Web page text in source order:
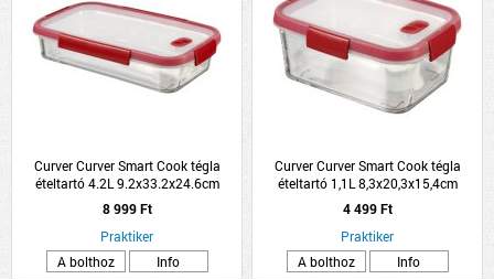
Curver Curver Smart Cook tégla
ételtartó 4.2L 9.2x33.2x24.6cm
8 999 Ft
Praktiker
A bolthoz
Info
Curver Curver Smart Cook tégla
ételtartó 1,1L 8,3x20,3x15,4cm
4 499 Ft
Praktiker
A bolthoz
Info